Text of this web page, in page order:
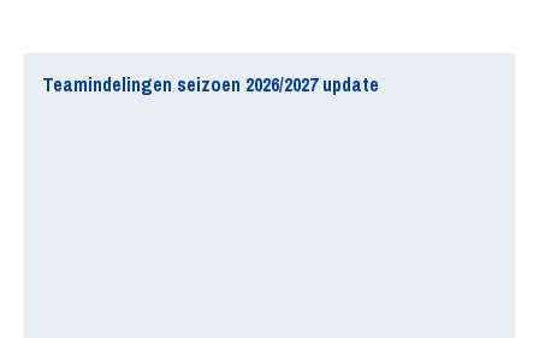
Teamindelingen seizoen 2026/2027 update